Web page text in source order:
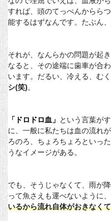
すれば、頭のてっぺんからら
能するはずなんです。たぶん
それが、なんらかの問題が起
なると、その途端に歯車が合
います。だるい、冷える、むく
シ(笑)。
「ドロドロ血」 という言葉が
に、一般に私たちは血の流れ
ろのろ、ちょろちょろといっ
うなイメージがある。
でも、そうじゃなくて、雨が
って魚さえも運べないように
いるから流れ自体がおきなく